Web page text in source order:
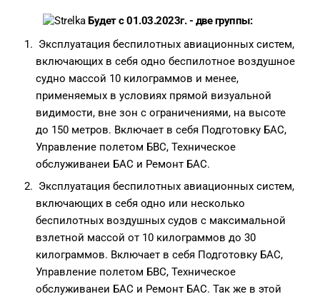
Будет с 01.03.2023г. - две группы:
Эксплуатация беспилотных авиационных систем,
включающих в себя одно беспилотное воздушное
судно массой 10 килограммов и менее,
применяемых в условиях прямой визуальной
видимости, вне зон с ограничениями, на высоте
до 150 метров. Включает в себя Подготовку БАС,
Управление полетом БВС, Техническое
обслуживанеи БАС и Ремонт БАС.
Эксплуатация беспилотных авиационных систем,
включающих в себя одно или несколько
беспилотных воздушных судов с максимальной
взлетной массой от 10 килограммов до 30
килограммов. Включает в себя Подготовку БАС,
Управление полетом БВС, Техническое
обслуживанеи БАС и Ремонт БАС. Так же в этой